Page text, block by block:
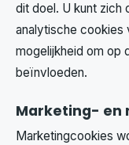
dit doel. U kunt zich
analytische cookies
mogelijkheid om op
beïnvloeden.
Marketing- en
Marketingcookies